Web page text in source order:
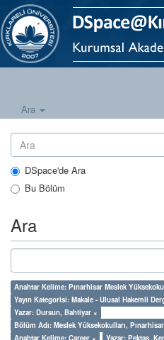
Ara
DSpace'de Ara
Bu Bölüm
Ara
Anahtar Kelime: Pınarhisar Meslek
Yayın Kategorisi: Makale - Ulusal Hakemli
Yazar: Dursun, Bahtiyar ×
Bölüm Adı: Meslek Yüksekokulları,
Anahtar Kelime: Career ×
Yazar: Pektaş,